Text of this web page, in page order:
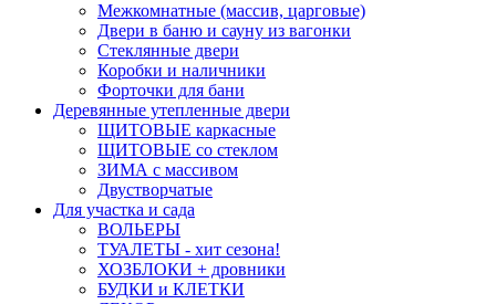
Межкомнатные (массив, царговые)
Двери в баню и сауну из вагонки
Стеклянные двери
Коробки и наличники
Форточки для бани
Деревянные утепленные двери
ЩИТОВЫЕ каркасные
ЩИТОВЫЕ со стеклом
ЗИМА с массивом
Двустворчатые
Для участка и сада
ВОЛЬЕРЫ
ТУАЛЕТЫ - хит сезона!
ХОЗБЛОКИ + дровники
БУДКИ и КЛЕТКИ